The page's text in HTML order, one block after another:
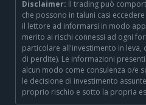
Disclaimer: ll trading può
che possono in taluni casi
il lettore ad informarsi in modo
merito ai rischi connessi ad ogni
particolare all'investimento in leva,
di perdite). Le informazioni
alcun modo come consulenza o/e
le decisione di investimento
proprio rischio e sotto la propria